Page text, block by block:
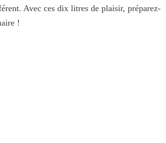
Avec ces dix litres de plaisir, préparez-
!